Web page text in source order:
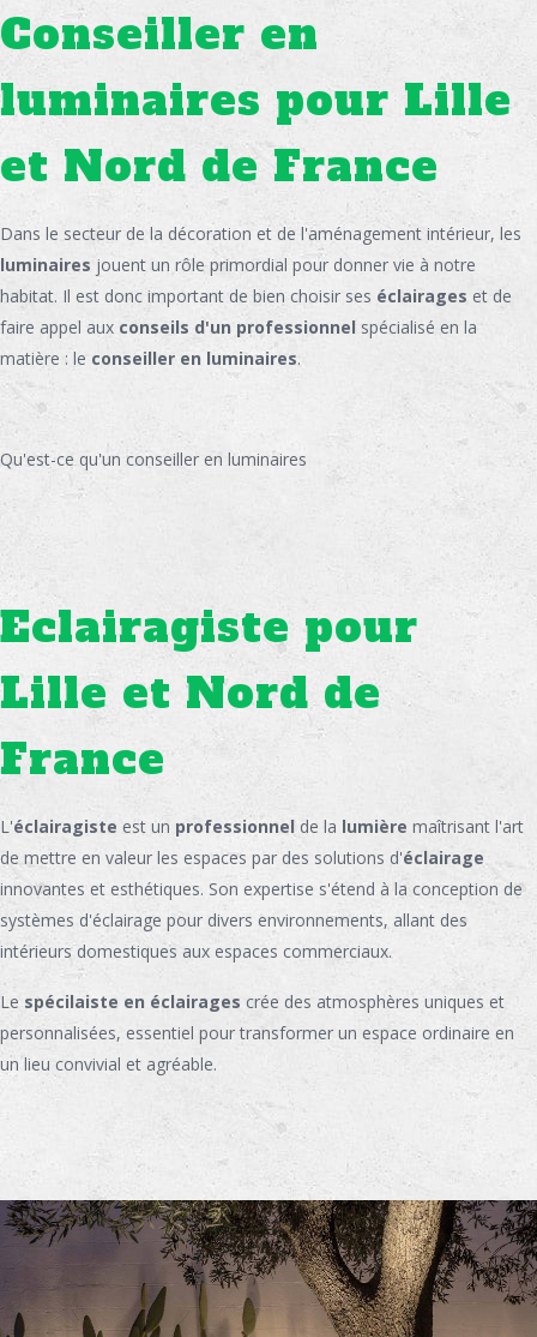
Conseiller en
luminaires pour Lille
et Nord de France
Dans le secteur de la décoration et de l'aménagement intérieur, les
luminaires jouent un rôle primordial pour donner vie à notre
habitat. Il est donc important de bien choisir ses éclairages et de
faire appel aux conseils d'un professionnel spécialisé en la
matière : le conseiller en luminaires.
Qu'est-ce qu'un conseiller en luminaires
Eclairagiste pour
Lille et Nord de
France
L'éclairagiste est un professionnel de la lumière maîtrisant l'art
de mettre en valeur les espaces par des solutions d'éclairage
innovantes et esthétiques. Son expertise s'étend à la conception de
systèmes d'éclairage pour divers environnements, allant des
intérieurs domestiques aux espaces commerciaux.
Le spécilaiste en éclairages crée des atmosphères uniques et
personnalisées, essentiel pour transformer un espace ordinaire en
un lieu convivial et agréable.